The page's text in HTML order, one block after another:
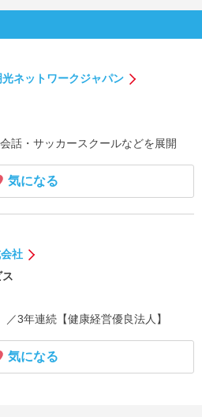
ネットワークジャパン
話・サッカースクールなどを展開
気になる
社
ス
3年連続【健康経営優良法人】
気になる